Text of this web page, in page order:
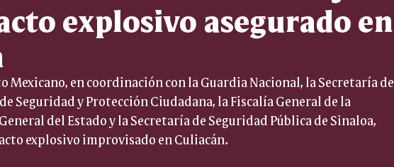
explosivo asegurado en
Mexicano, en coordinación con la Guardia Nacional, la Secretaría de
Seguridad y Protección Ciudadana, la Fiscalía General de la
del Estado y la Secretaría de Seguridad Pública de Sinaloa,
explosivo improvisado en Culiacán.